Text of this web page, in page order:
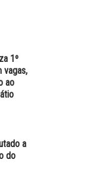
1º
vagas,
ao
a
do